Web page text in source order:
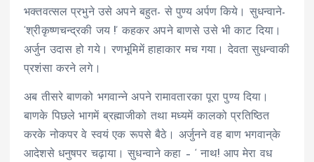
भक्तवत्सल प्रभुने उसे अपने बहुत- से पुण्य अर्पण किये। सुधन्वाने-
‘श्रीकृष्णचन्द्रकी जय !’ कहकर अपने बाणसे उसे भी काट दिया।
अर्जुन उदास हो गये। रणभूमिमें हाहाकार मच गया। देवता सुधन्वाकी
प्रशंसा करने लगे।
अब तीसरे बाणको भगवान्ने अपने रामावतारका पूरा पुण्य दिया।
बाणके पिछले भागमें ब्रह्माजीको तथा मध्यमें कालको प्रतिष्ठित
करके नोकपर वे स्वयं एक रूपसे बैठे। अर्जुनने वह बाण भगवान्‌के
आदेशसे धनुषपर चढ़ाया। सुधन्वाने कहा – ‘ नाथ! आप मेरा वध